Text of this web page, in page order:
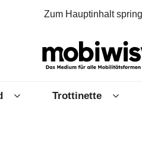
Zum Hauptinhalt
Trottinette